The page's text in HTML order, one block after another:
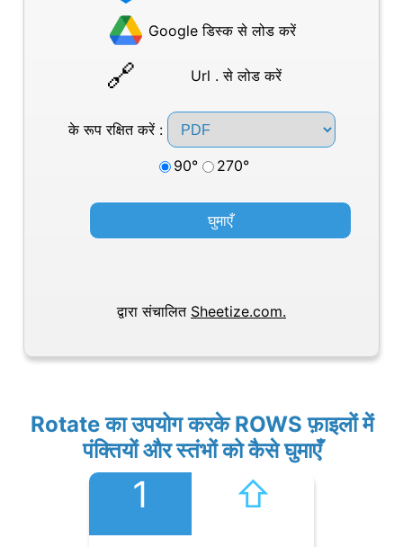
Google डिस्क से लोड करें
Url . से लोड करें
के रूप रक्षित करें :
90°
270°
घुमाएँ
द्वारा संचालित Sheetize.com.
Rotate का उपयोग करके ROWS फ़ाइलों में
पंक्तियों और स्तंभों को कैसे घुमाएँ
1 ⇧︎